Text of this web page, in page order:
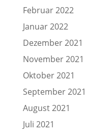
Februar 2022
Januar 2022
Dezember 2021
November 2021
Oktober 2021
September 2021
August 2021
Juli 2021